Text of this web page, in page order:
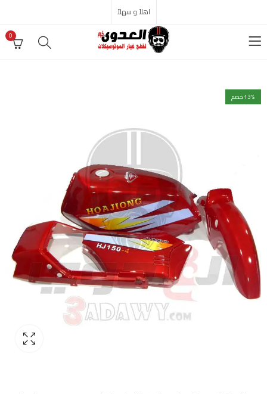
اهلاً و سهلاً
0
13% خصم